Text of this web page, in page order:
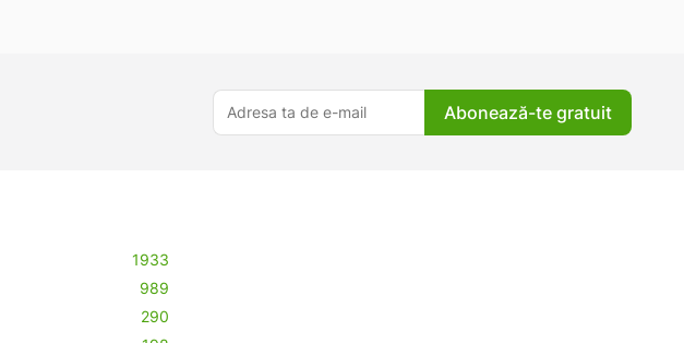
Abonează-te gratuit
1933
989
290